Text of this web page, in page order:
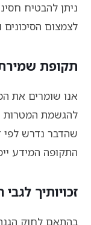
ניתן להבטיח
לצמצום
תקופת
אנו שומרים את
להגשמת המטרות
שהדבר נדרש לפי
התקופה המידע
זכויותיך
בהתאם לחוק